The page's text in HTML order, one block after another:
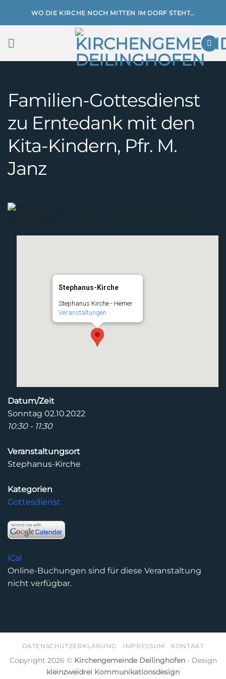
WO DIE KIRCHE NOCH MITTEN IM DORF STEHT…
Familien-Gottesdienst
zu Erntedank mit den
Kita-Kindern, Pfr. M.
Janz
Stephanus-Kirche
Stephanus Kirche - Hemer
Veranstaltungen
Datum/Zeit
Sonntag 02.10.2022
10:30 - 11:30
Veranstaltungsort
Stephanus-Kirche
Kategorien
Gottesdienst
iCal
Online-Buchungen sind für diese Veranstaltung
nicht verfügbar.
DATENSCHUTZERKLÄRUNG IMPRESSUM KONTAKT
Copyright 2026 © Kirchengemeinde Deilinghofen- Design
kleinzweidrei Kommunikationsdesign